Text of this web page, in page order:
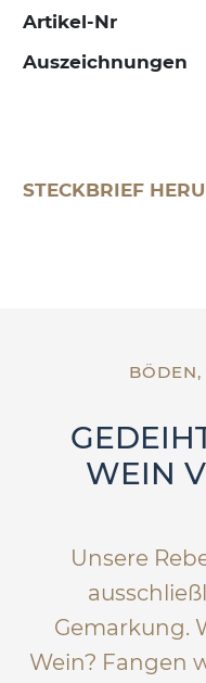
Artikel-Nr
Auszeichnungen
STECKBRIEF
BÖDEN,
WEIN
Unsere
Gemarkung.
Wein? Fangen